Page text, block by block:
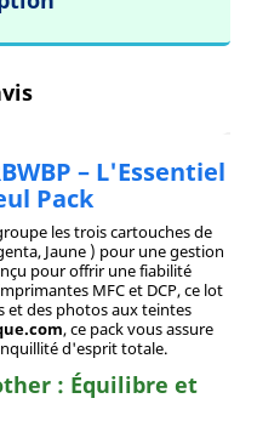
– L'Essentiel
Pack
les trois cartouches de
Jaune ) pour une gestion
pour offrir une fiabilité
MFC et DCP, ce lot
et des photos aux teintes
, ce pack vous assure
d'esprit totale.
: Équilibre et